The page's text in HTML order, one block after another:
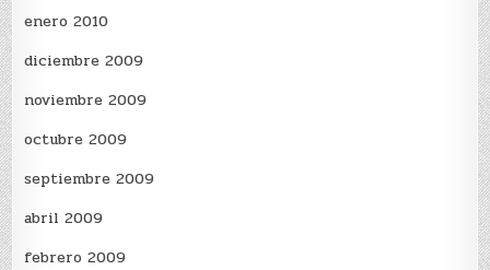
enero 2010
diciembre 2009
noviembre 2009
octubre 2009
septiembre 2009
abril 2009
febrero 2009